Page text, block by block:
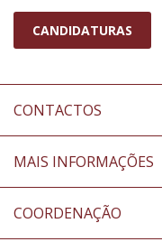
CANDIDATURAS
CONTACTOS
MAIS INFORMAÇÕES
COORDENAÇÃO